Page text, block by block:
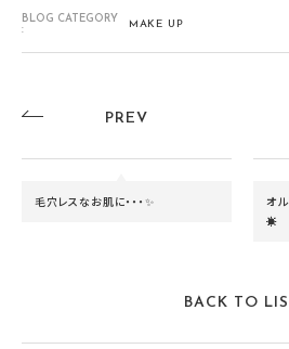
BLOG CATEGORY
:
MAKE UP
PREV
毛穴レスなお肌に・・・✨
オ
☀
BACK TO